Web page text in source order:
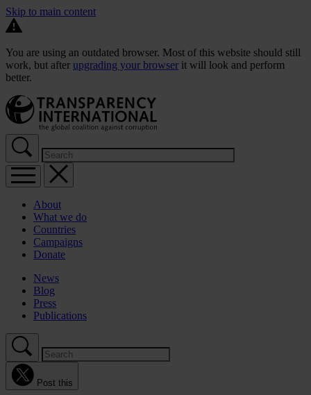
Skip to main content
You are using an outdated browser. Most of this website should still
work, but after upgrading your browser it will look and perform
better.
About
What we do
Countries
Campaigns
Donate
News
Blog
Press
Publications
Post this